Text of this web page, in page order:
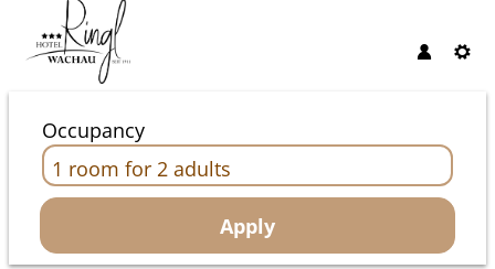
Occupancy
1 room for 2 adults
Apply